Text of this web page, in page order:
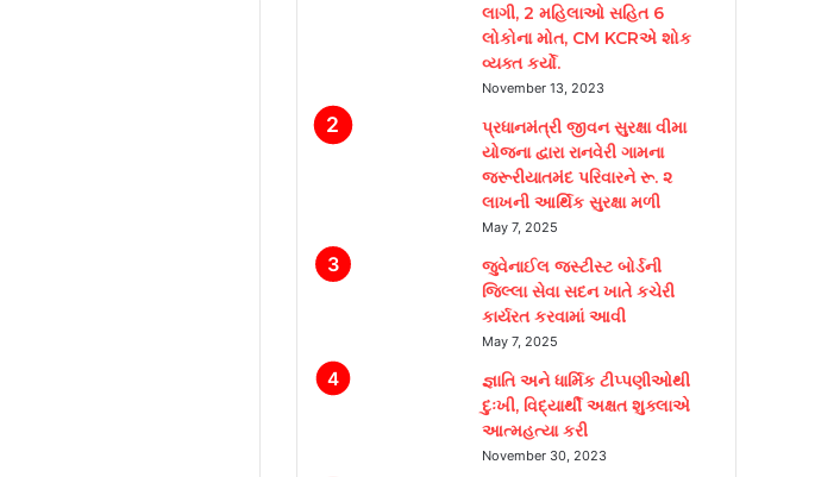
લાગી, 2 મહિલાઓ સહિત 6
લોકોના મોત, CM KCRએ શોક
વ્યક્ત કર્યો.
November 13, 2023
પ્રધાનમંત્રી જીવન સુરક્ષા વીમા
યોજના દ્વારા રાનવેરી ગામના
જરૂરીયાતમંદ પરિવારને રૂ. ૨
લાખની આર્થિક સુરક્ષા મળી
May 7, 2025
જુવેનાઈલ જસ્ટીસ્ટ બોર્ડની
જિલ્લા સેવા સદન ખાતે કચેરી
કાર્યરત કરવામાં આવી
May 7, 2025
જ્ઞાતિ અને ધાર્મિક ટીપ્પણીઓથી
દુઃખી, વિદ્યાર્થી અક્ષત શુક્લાએ
આત્મહત્યા કરી
November 30, 2023